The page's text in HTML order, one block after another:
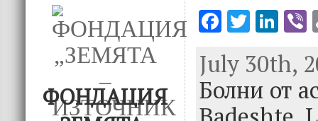
ФОНДАЦИЯ
F
e
b
o
T
it
te
r
Li
k
e
dI
July 30th,
Болни от